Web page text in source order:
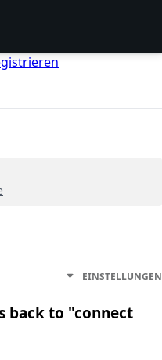
EINSTELLUNGEN
back to "connect